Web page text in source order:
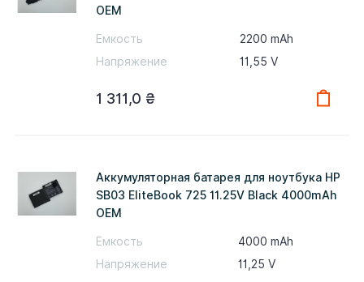
OEM
Емкость
2200 mAh
Напряжение
11,55 V
1 311,0 ₴
Аккумуляторная батарея для ноутбука HP
SB03 EliteBook 725 11.25V Black 4000mAh
OEM
Емкость
4000 mAh
Напряжение
11,25 V